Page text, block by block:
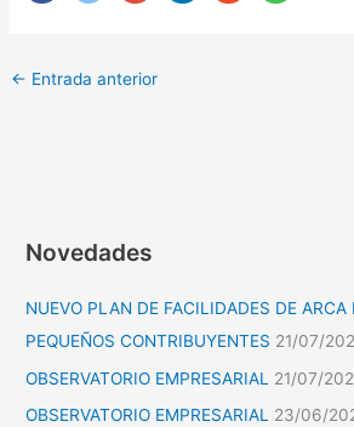
← Entrada anterior
Novedades
NUEVO PLAN DE FACILIDADES DE ARCA
PEQUEÑOS CONTRIBUYENTES 21/07/
OBSERVATORIO EMPRESARIAL
21/07/
OBSERVATORIO EMPRESARIAL
23/06/